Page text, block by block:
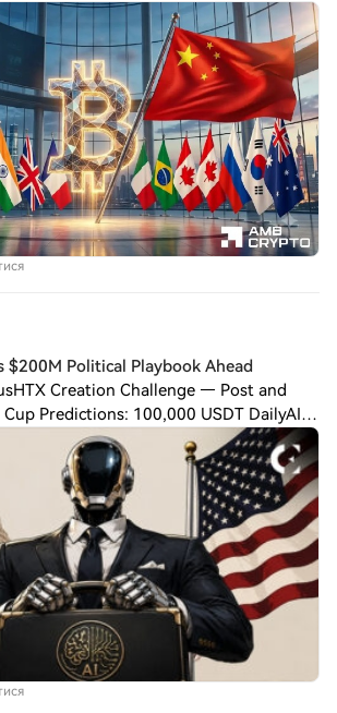
jumps $1 trillion, yet BTC could still fall
has yet t
$200M Political Playbook Ahead
Creation Challenge — Post and
Predictions: 100,000 USDT DailyAI
Political Playbook Ahead of
companies and th